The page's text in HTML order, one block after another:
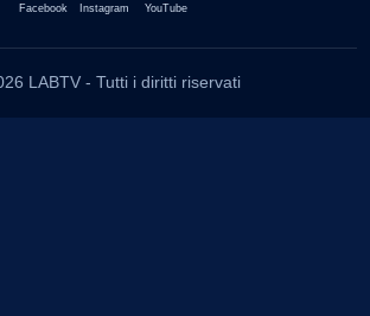
Facebook Instagram YouTube
LABTV - Tutti i diritti riservati